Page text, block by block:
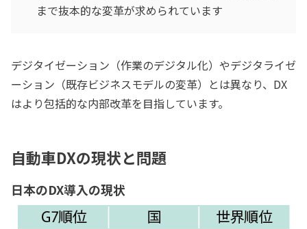
まで抜本的な変革が求められています
デジタイゼーション（作業のデジタル化）やデジタライゼ
ーション（既存ビジネスモデルの変革）とは異なり、DX
はより包括的な内部改革を目指しています。
自動車DXの現状と問題
日本のDX導入の現状